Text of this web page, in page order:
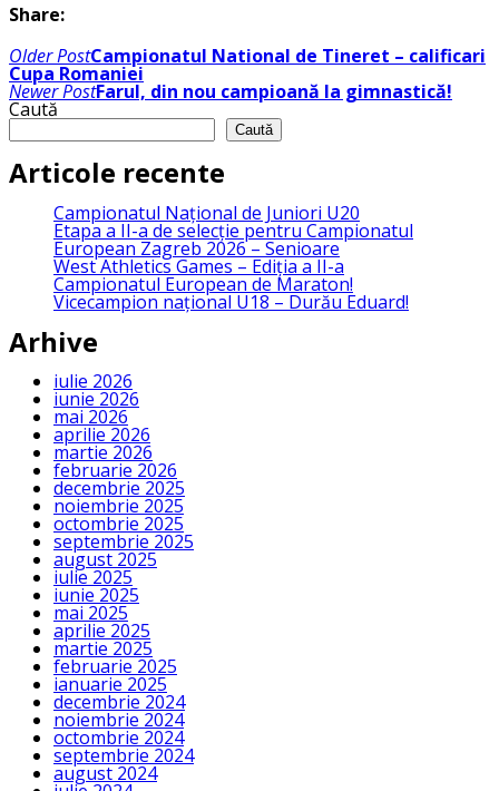
Share:
Navigare
în
articole
Older PostCampionatul National de Tineret – calificari
Cupa Romaniei
Newer PostFarul, din nou campioană la gimnastică!
Caută
Caută
Articole recente
Campionatul Național de Juniori U20
Etapa a II-a de selecție pentru Campionatul
European Zagreb 2026 – Senioare
West Athletics Games – Ediția a II-a
Campionatul European de Maraton!
Vicecampion național U18 – Durău Eduard!
Arhive
iulie 2026
iunie 2026
mai 2026
aprilie 2026
martie 2026
februarie 2026
decembrie 2025
noiembrie 2025
octombrie 2025
septembrie 2025
august 2025
iulie 2025
iunie 2025
mai 2025
aprilie 2025
martie 2025
februarie 2025
ianuarie 2025
decembrie 2024
noiembrie 2024
octombrie 2024
septembrie 2024
august 2024